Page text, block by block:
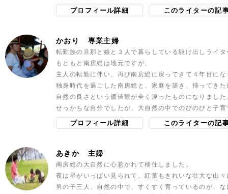
プロフィール詳細 このライターの記
かおり 専業主婦
転勤族の旦那と娘と３人で暮らしている駆け出しライ
もともと南房総は地元ですが、
主人の転勤に伴い、再び南房総に戻ってきて４年目に
独身時代を過ごした南房総と、家庭を築き、帰ってき
自然の良さという価値観が全く違ったものになりました
せっかちな自分でしたが、大自然の中でのびのびと子
プロフィール詳細 このライターの記
あきか 主婦
南房総の大自然に心惹かれて移住しました。
夜は星がいっぱい見られて、紅葉もきれいな壮大な山
男の子三人、自然の中で、すくすく育っているのが、